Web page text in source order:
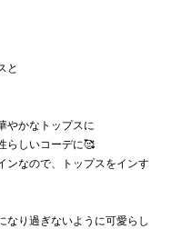
と
やかなトップスに
らしいコーデに🥰
ンなので、トップスをインす
なり過ぎないように可愛らし
那覇オ